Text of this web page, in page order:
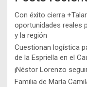
Con éxito cierra
oportunidades reales
y la región
Cuestionan logística
de la Espriella en el
¡Néstor Lorenzo
Familia de María